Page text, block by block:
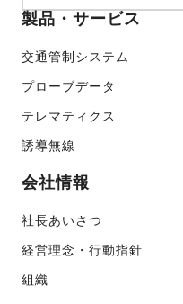
製品・サービス
交通管制システム
プローブデータ
テレマティクス
誘導無線
会社情報
社長あいさつ
経営理念・行動指針
組織